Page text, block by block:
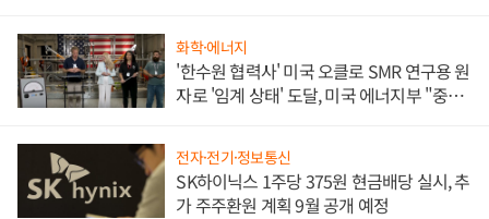
화학·에너지
'한수원 협력사' 미국 오클로 SMR 연구용 원
자로 '임계 상태' 도달, 미국 에너지부 "중요
전자·전기·정보통신
SK하이닉스 1주당 375원 현금배당 실시, 추
가 주주환원 계획 9월 공개 예정